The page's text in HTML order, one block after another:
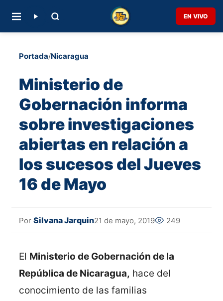
EN VIVO
Portada/Nicaragua
Ministerio de
Gobernación informa
sobre investigaciones
abiertas en relación a
los sucesos del Jueves
16 de Mayo
Por Silvana Jarquin21 de mayo, 2019 249
El Ministerio de Gobernación de la
República de Nicaragua, hace del
conocimiento de las familias